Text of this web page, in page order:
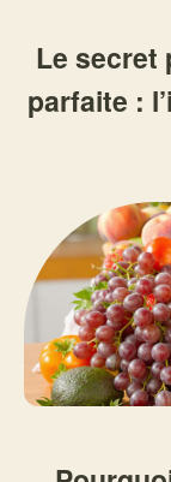
Le secret
parfaite :